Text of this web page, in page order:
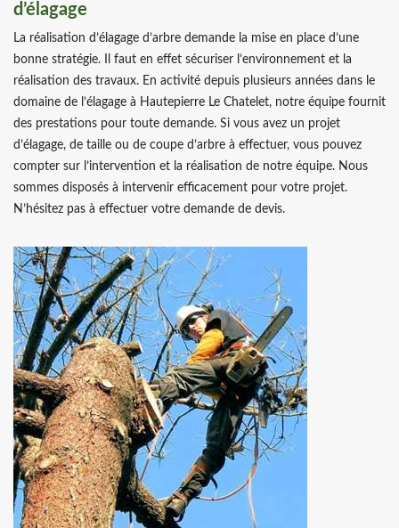
d’élagage
La réalisation d’élagage d’arbre demande la mise en place d’une
bonne stratégie. Il faut en effet sécuriser l’environnement et la
réalisation des travaux. En activité depuis plusieurs années dans le
domaine de l’élagage à Hautepierre Le Chatelet, notre équipe fournit
des prestations pour toute demande. Si vous avez un projet
d’élagage, de taille ou de coupe d’arbre à effectuer, vous pouvez
compter sur l’intervention et la réalisation de notre équipe. Nous
sommes disposés à intervenir efficacement pour votre projet.
N’hésitez pas à effectuer votre demande de devis.